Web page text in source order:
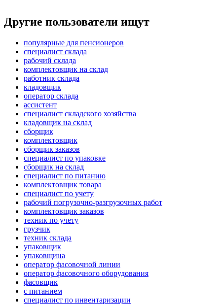
Другие пользователи ищут
популярные для пенсионеров
специалист склада
рабочий склада
комплектовщик на склад
работник склада
кладовщик
оператор склада
ассистент
специалист складского хозяйства
кладовщик на склад
сборщик
комплектовщик
сборщик заказов
специалист по упаковке
сборщик на склад
специалист по питанию
комплектовщик товара
специалист по учету
рабочий погрузочно-разгрузочных работ
комплектовщик заказов
техник по учету
грузчик
техник склада
упаковщик
упаковщица
оператор фасовочной линии
оператор фасовочного оборудования
фасовщик
с питанием
специалист по инвентаризации